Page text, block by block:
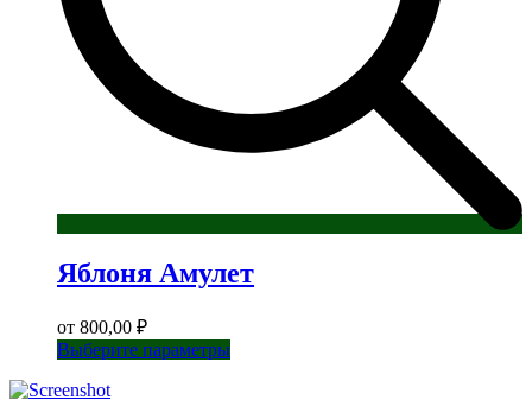
Яблоня Амулет
от 800,00 ₽
Выберите параметрыЭтот